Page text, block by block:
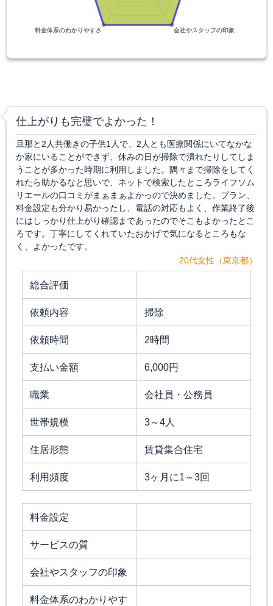
仕上がりも完璧でよかった！
旦那と2人共働きの子供1人で、2人とも医療関係にいてなかな
か家にいることができず、休みの日が掃除で潰れたりしてしま
うことが多かった時期に利用しました。隅々まで掃除をしてく
れたら助かるなと思いで、ネットで検索したところライフソム
リエールの口コミがまぁまぁよかっので決めました。プラン、
料金設定も分かり易かったし、電話の対応もよく、作業終了後
にはしっかり仕上がり確認まであったのでそこもよかったとこ
ろです。丁寧にしてくれていたおかげで気になるところもな
く、よかったです。
20代女性（東京都）
総合評価
依頼内容 掃除
依頼時間 2時間
支払い金額 6,000円
職業 会社員・公務員
世帯規模 3～4人
住居形態 賃貸集合住宅
利用頻度 3ヶ月に1～3回
料金設定
サービスの質
会社やスタッフの印象
料金体系のわかりやす